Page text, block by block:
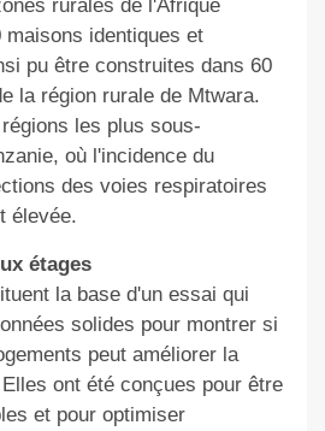
rurales de l'Afrique
maisons identiques et
pu être construites dans 60
la région rurale de Mtwara.
les plus sous-
où l'incidence du
des voies respiratoires
élevée.
étages
la base d'un essai qui
solides pour montrer si
peut améliorer la
ont été conçues pour être
et pour optimiser